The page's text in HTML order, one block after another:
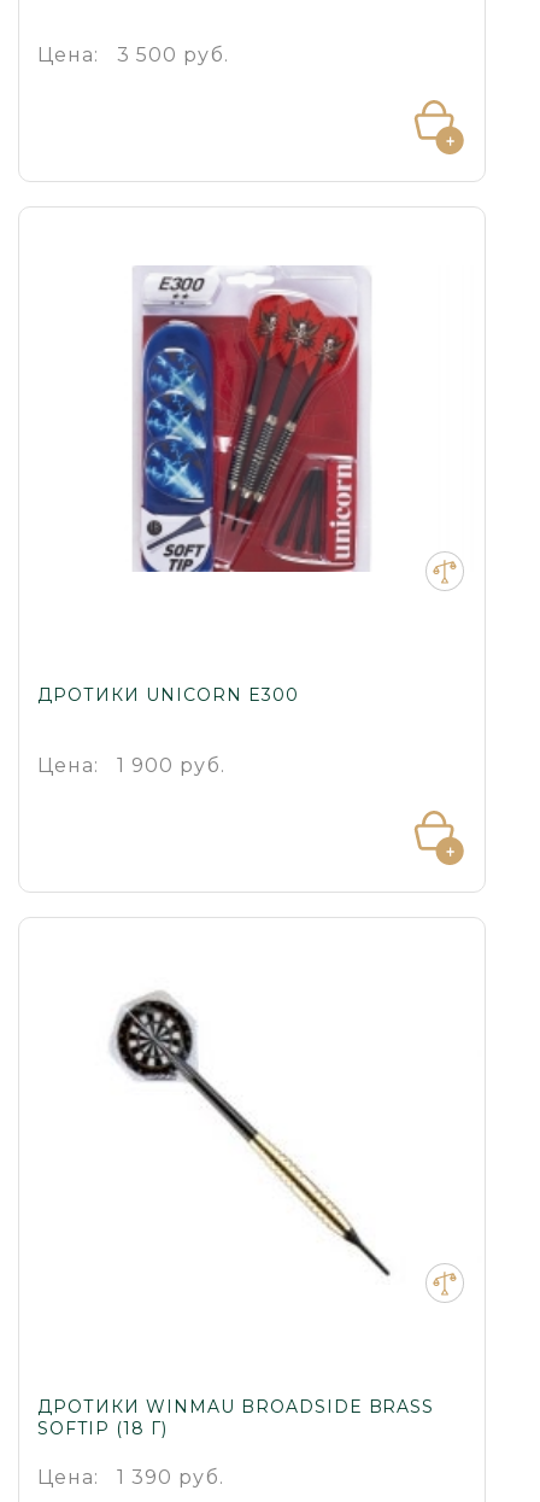
Цена: 3 500 руб.
ДРОТИКИ UNICORN E300
Цена: 1 900 руб.
ДРОТИКИ WINMAU BROADSIDE BRASS
SOFTIP (18 Г)
Цена: 1 390 руб.